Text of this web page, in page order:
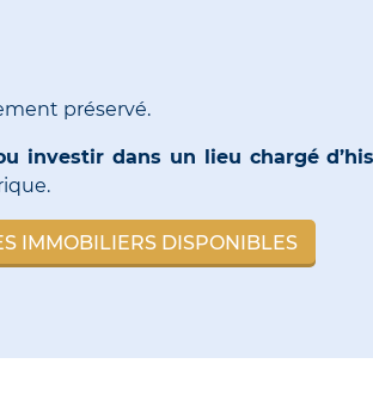
préservé.
investir dans un lieu chargé
IMMOBILIERS DISPONIBLES